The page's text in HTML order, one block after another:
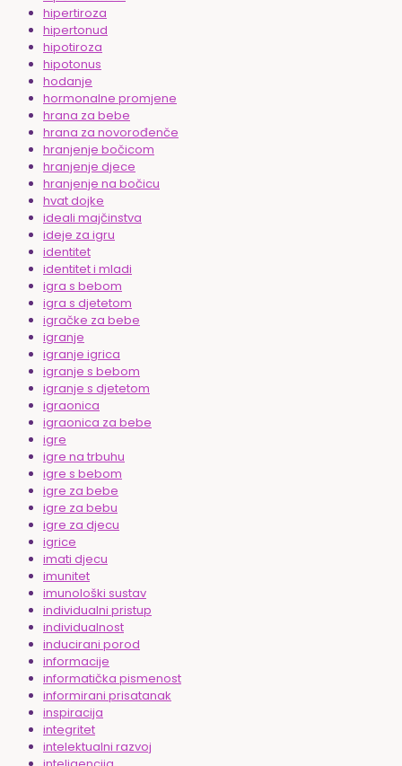
hipertiroza
hipertonud
hipotiroza
hipotonus
hodanje
hormonalne promjene
hrana za bebe
hrana za novorođenče
hranjenje bočicom
hranjenje djece
hranjenje na bočicu
hvat dojke
ideali majčinstva
ideje za igru
identitet
identitet i mladi
igra s bebom
igra s djetetom
igračke za bebe
igranje
igranje igrica
igranje s bebom
igranje s djetetom
igraonica
igraonica za bebe
igre
igre na trbuhu
igre s bebom
igre za bebe
igre za bebu
igre za djecu
igrice
imati djecu
imunitet
imunološki sustav
individualni pristup
individualnost
inducirani porod
informacije
informatička pismenost
informirani prisatanak
inspiracija
integritet
intelektualni razvoj